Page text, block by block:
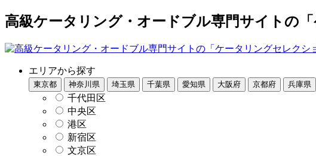
高級ケータリング・オードブル専門サイトの
エリアから探す
東京都 神奈川県 埼玉県 千葉県 愛知県 大阪府 京都府 兵庫県
千代田区
中央区
港区
新宿区
文京区